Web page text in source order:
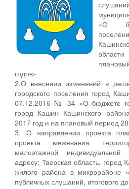
«О
годов»
2.О внесении изменений в
городского поселения город
07.12.2016 № 34 «О бюджете
город Кашин Кашинского
2017 год и на плановый период
3. О направлении проекта
проекта межевания
малоэтажной
адресу: Тверская область, город
жилого района в микрорайоне
публичных слушаний, итогового